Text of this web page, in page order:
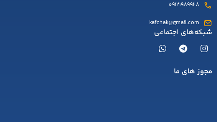
09121989928
kafchak@gmail.com
شبکه‌های اجتماعی
مجوز های ما